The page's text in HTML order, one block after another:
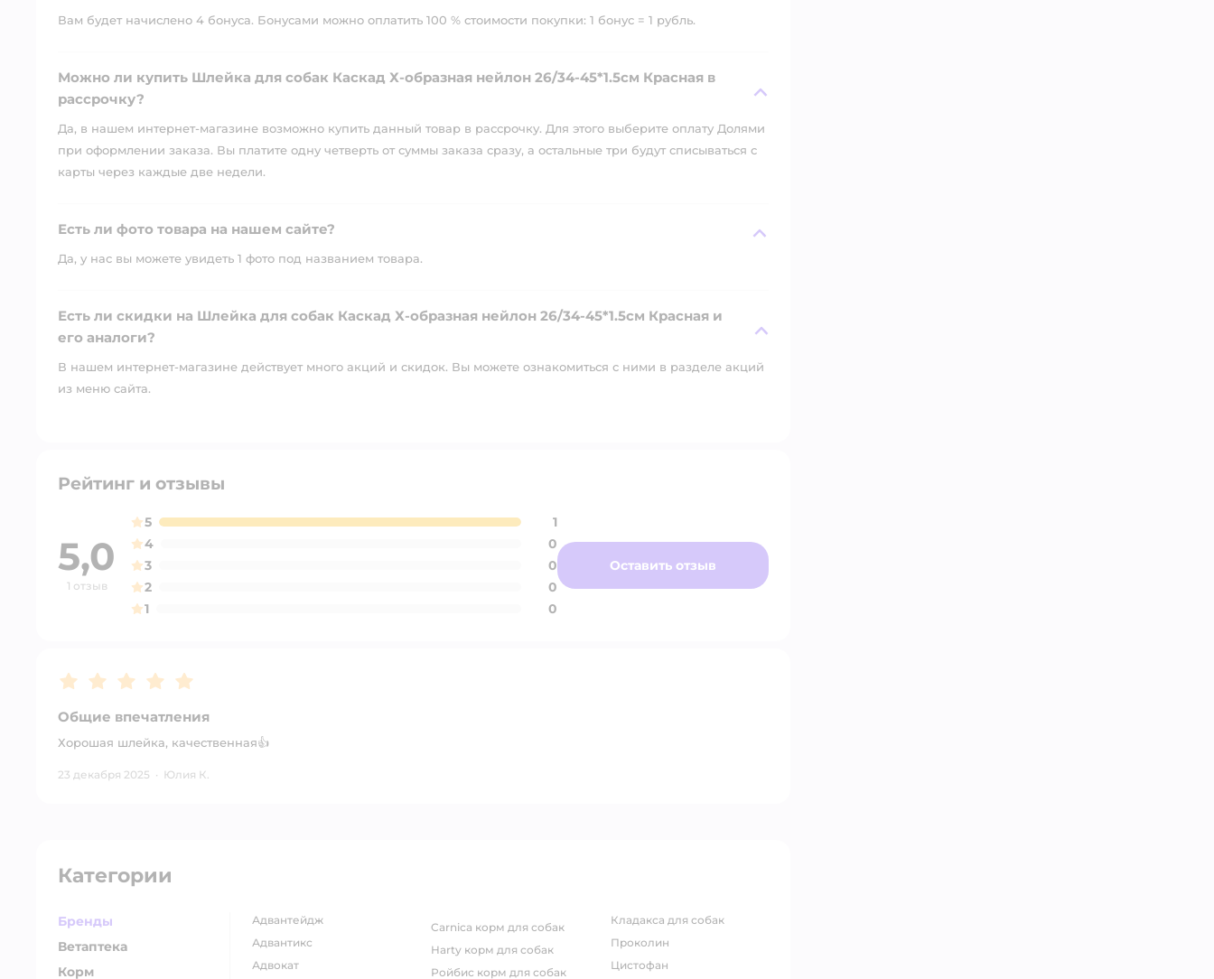
Вам будет начислено 4 бонуса. Бонусами можно оплатить 100 % стоимости покупки: 1 бонус = 1 рубль.
Можно ли купить Шлейка для собак Каскад Х-образная нейлон 26/34-45*1.5см Красная в
рассрочку?
Да, в нашем интернет-магазине возможно купить данный товар в рассрочку. Для этого выберите оплату Долями
при оформлении заказа. Вы платите одну четверть от суммы заказа сразу, а остальные три будут списываться с
карты через каждые две недели.
Есть ли фото товара на нашем сайте?
Да, у нас вы можете увидеть 1 фото под названием товара.
Есть ли скидки на Шлейка для собак Каскад Х-образная нейлон 26/34-45*1.5см Красная и
его аналоги?
В нашем интернет-магазине действует много акций и скидок. Вы можете ознакомиться с ними в разделе акций
из меню сайта.
Рейтинг и отзывы
5,0
1 отзыв
5
1
4
0
3
0
2
0
1
0
Оставить отзыв
Рейтинг:5
Общие впечатления
Хорошая шлейка, качественная👍
23 декабря 2025 · Юлия К.
Категории
Бренды
Ветаптека
Корм
адвантейдж
адвантикс
адвокат
carnica корм для собак
harty корм для собак
ройбис корм для собак
кладакса для собак
проколин
цистофан